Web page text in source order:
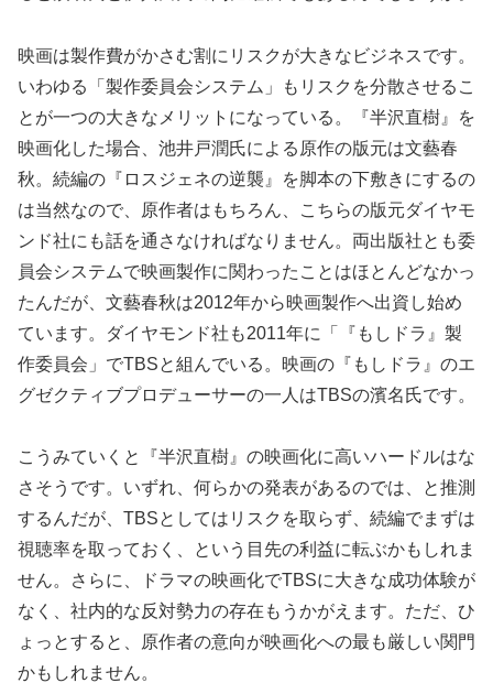
映画は製作費がかさむ割にリスクが大きなビジネスです。
いわゆる「製作委員会システム」もリスクを分散させるこ
とが一つの大きなメリットになっている。『半沢直樹』を
映画化した場合、池井戸潤氏による原作の版元は文藝春
秋。続編の『ロスジェネの逆襲』を脚本の下敷きにするの
は当然なので、原作者はもちろん、こちらの版元ダイヤモ
ンド社にも話を通さなければなりません。両出版社とも委
員会システムで映画製作に関わったことはほとんどなかっ
たんだが、文藝春秋は2012年から映画製作へ出資し始め
ています。ダイヤモンド社も2011年に「『もしドラ』製
作委員会」でTBSと組んでいる。映画の『もしドラ』のエ
グゼクティブプロデューサーの一人はTBSの濱名氏です。
こうみていくと『半沢直樹』の映画化に高いハードルはな
さそうです。いずれ、何らかの発表があるのでは、と推測
するんだが、TBSとしてはリスクを取らず、続編でまずは
視聴率を取っておく、という目先の利益に転ぶかもしれま
せん。さらに、ドラマの映画化でTBSに大きな成功体験が
なく、社内的な反対勢力の存在もうかがえます。ただ、ひ
ょっとすると、原作者の意向が映画化への最も厳しい関門
かもしれません。